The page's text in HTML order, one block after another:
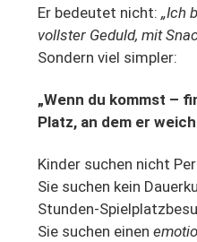
Er bedeutet nicht: „Ich
vollster Geduld, mit
Sondern viel simpler:
„Wenn du kommst –
Platz, an dem er
Kinder suchen nicht
Sie suchen kein
Stunden-
Sie suchen einen